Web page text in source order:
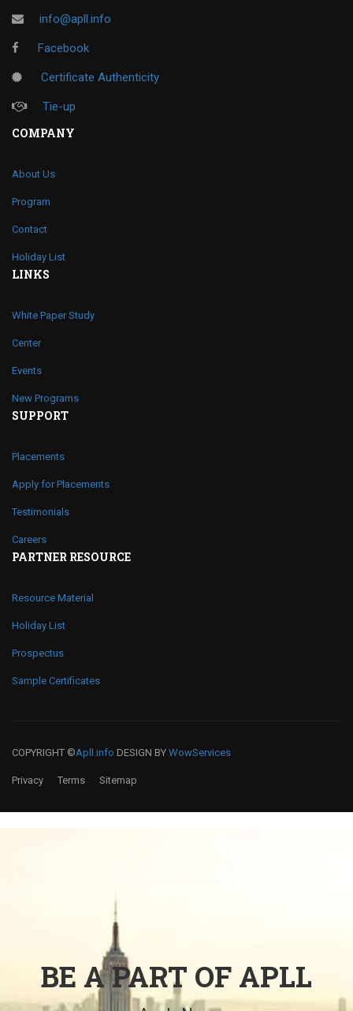
info@apll.info
Facebook
Certificate Authenticity
Tie-up
COMPANY
About Us
Program
Contact
Holiday List
LINKS
White Paper Study
Center
Events
New Programs
SUPPORT
Placements
Apply for Placements
Testimonials
Careers
PARTNER RESOURCE
Resource Material
Holiday List
Prospectus
Sample Certificates
COPYRIGHT ©Apll.info DESIGN BY WowServices
Privacy Terms Sitemap
BE A PART OF APLL